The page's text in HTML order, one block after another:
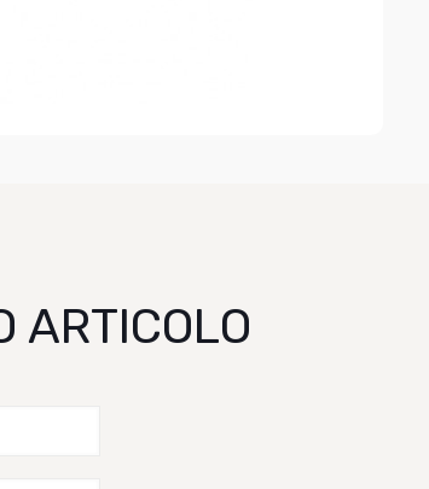
ARTICOLO